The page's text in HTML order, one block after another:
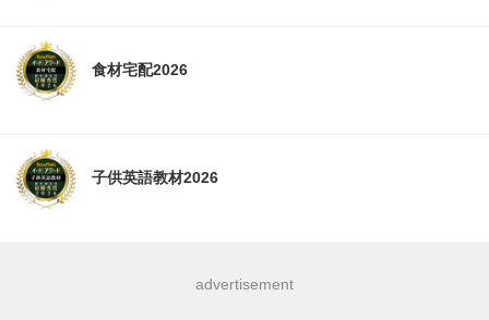
食材宅配2026
子供英語教材2026
advertisement